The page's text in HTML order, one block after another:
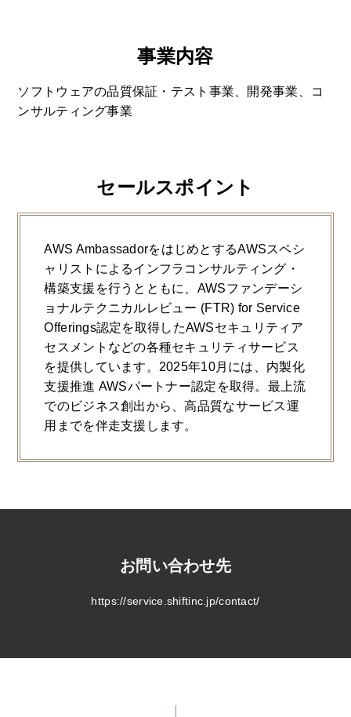
事業内容
ソフトウェアの品質保証・テスト事業、開発事業、コ
ンサルティング事業
セールスポイント
AWS AmbassadorをはじめとするAWSスペシ
ャリストによるインフラコンサルティング・
構築支援を行うとともに、AWSファンデーシ
ョナルテクニカルレビュー (FTR) for Service
Offerings認定を取得したAWSセキュリティア
セスメントなどの各種セキュリティサービス
を提供しています。2025年10月には、内製化
支援推進 AWSパートナー認定を取得。最上流
でのビジネス創出から、高品質なサービス運
用までを伴走支援します。
お問い合わせ先
https://service.shiftinc.jp/contact/